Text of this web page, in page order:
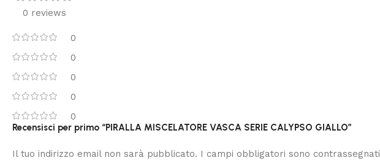
0 reviews
0
0
0
0
0
Recensisci per primo “PIRALLA MISCELATORE VASCA SERIE CALYPSO GIALLO”
Il tuo indirizzo email non sarà pubblicato. I campi obbligatori sono contrassegnati